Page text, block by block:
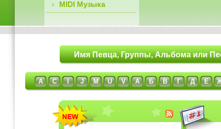
MIDI Музыка
Имя Певца, Группы, Альбома или
A C I J M U V А Б В Г Д Е